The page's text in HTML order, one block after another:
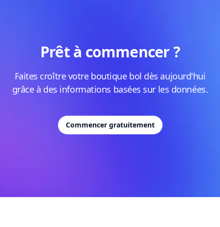
Prêt à commencer ?
Faites croître votre boutique bol dès aujourd'hui
grâce à des informations basées sur les données.
Commencer gratuitement